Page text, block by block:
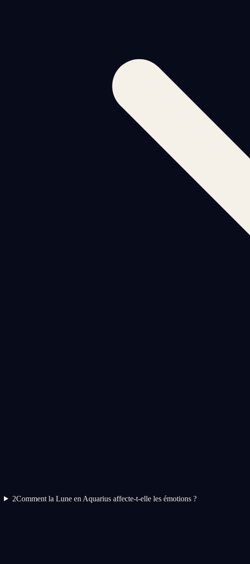
2Comment la Lune en Aquarius affecte-t-elle les émotions ?